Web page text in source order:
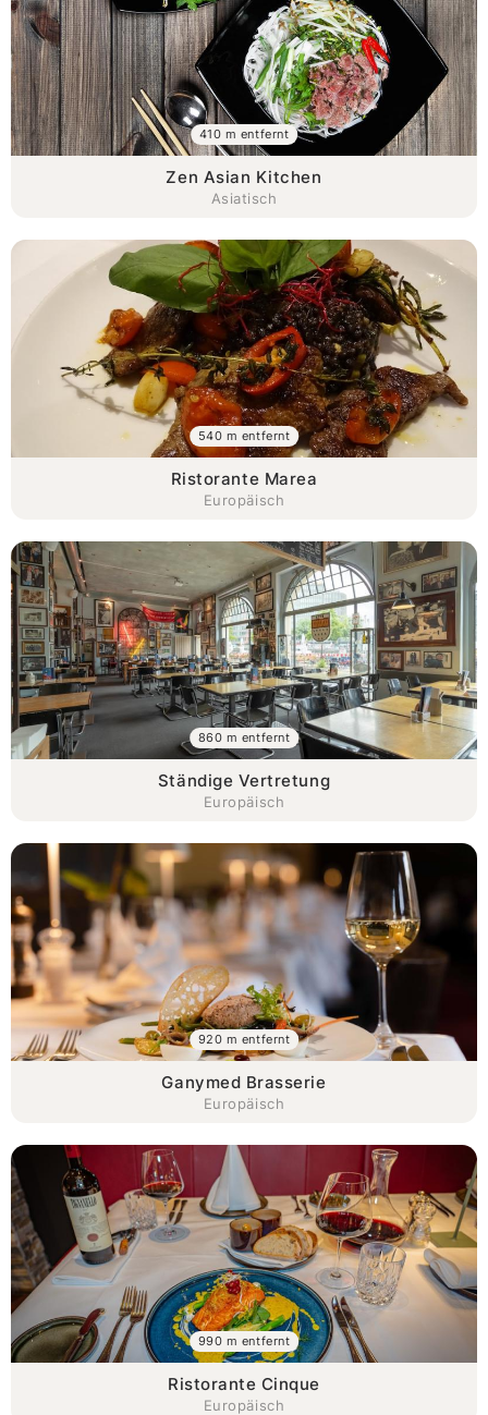
Zen Asian Kitchen
Asiatisch
410 m entfernt
Ristorante Marea
Europäisch
540 m entfernt
Ständige Vertretung
Europäisch
860 m entfernt
Ganymed Brasserie
Europäisch
920 m entfernt
Ristorante Cinque
Europäisch
990 m entfernt